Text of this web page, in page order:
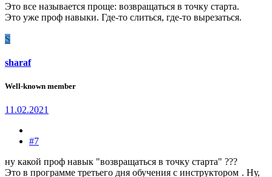
Это все называется проще: возвращаться в точку старта.
Это уже проф навыки. Где-то слиться, где-то вырезаться.
S
sharaf
Well-known member
11.02.2021
#7
ну какой проф навык "возвращаться в точку старта" ???
Это в программе третьего дня обучения с инструктором . Ну,